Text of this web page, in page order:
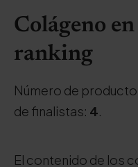
Colágeno
ranking
Número de
de finalistas: 4.
El contenido de los